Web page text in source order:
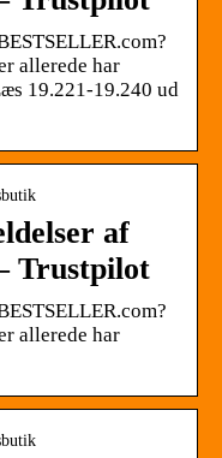
allerede har
19.221-19.240 ud
af
Trustpilot
allerede har